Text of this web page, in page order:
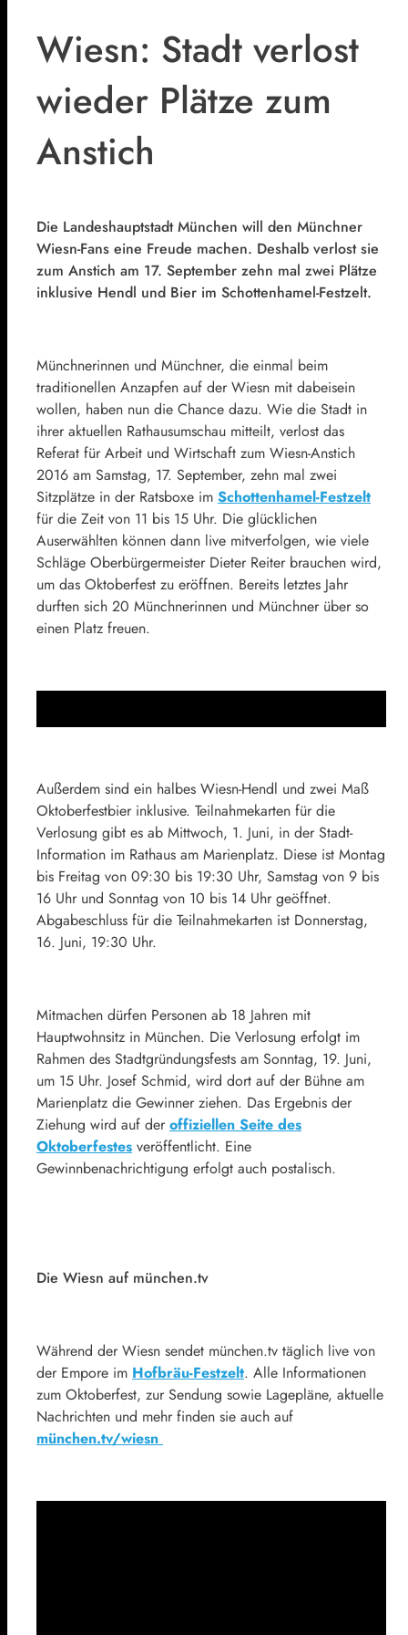
Wiesn: Stadt verlost
wieder Plätze zum
Anstich
Die Landeshauptstadt München will den Münchner
Wiesn-Fans eine Freude machen. Deshalb verlost sie
zum Anstich am 17. September zehn mal zwei Plätze
inklusive Hendl und Bier im Schottenhamel-Festzelt.
Münchnerinnen und Münchner, die einmal beim
traditionellen Anzapfen auf der Wiesn mit dabeisein
wollen, haben nun die Chance dazu. Wie die Stadt in
ihrer aktuellen Rathausumschau mitteilt, verlost das
Referat für Arbeit und Wirtschaft zum Wiesn-Anstich
2016 am Samstag, 17. September, zehn mal zwei
Sitzplätze in der Ratsboxe im Schottenhamel-Festzelt
für die Zeit von 11 bis 15 Uhr. Die glücklichen
Auserwählten können dann live mitverfolgen, wie viele
Schläge Oberbürgermeister Dieter Reiter brauchen wird,
um das Oktoberfest zu eröffnen. Bereits letztes Jahr
durften sich 20 Münchnerinnen und Münchner über so
einen Platz freuen.
Außerdem sind ein halbes Wiesn-Hendl und zwei Maß
Oktoberfestbier inklusive. Teilnahmekarten für die
Verlosung gibt es ab Mittwoch, 1. Juni, in der Stadt-
Information im Rathaus am Marienplatz. Diese ist Montag
bis Freitag von 09:30 bis 19:30 Uhr, Samstag von 9 bis
16 Uhr und Sonntag von 10 bis 14 Uhr geöffnet.
Abgabeschluss für die Teilnahmekarten ist Donnerstag,
16. Juni, 19:30 Uhr.
Mitmachen dürfen Personen ab 18 Jahren mit
Hauptwohnsitz in München. Die Verlosung erfolgt im
Rahmen des Stadtgründungsfests am Sonntag, 19. Juni,
um 15 Uhr. Josef Schmid, wird dort auf der Bühne am
Marienplatz die Gewinner ziehen. Das Ergebnis der
Ziehung wird auf der offiziellen Seite des
Oktoberfestes veröffentlicht. Eine
Gewinnbenachrichtigung erfolgt auch postalisch.
Die Wiesn auf münchen.tv
Während der Wiesn sendet münchen.tv täglich live von
der Empore im Hofbräu-Festzelt. Alle Informationen
zum Oktoberfest, zur Sendung sowie Lagepläne, aktuelle
Nachrichten und mehr finden sie auch auf
münchen.tv/wiesn